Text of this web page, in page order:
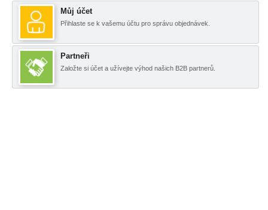
Můj účet
Přihlaste se k vašemu účtu pro správu objednávek.
Partneři
Založte si účet a užívejte výhod našich B2B partnerů.